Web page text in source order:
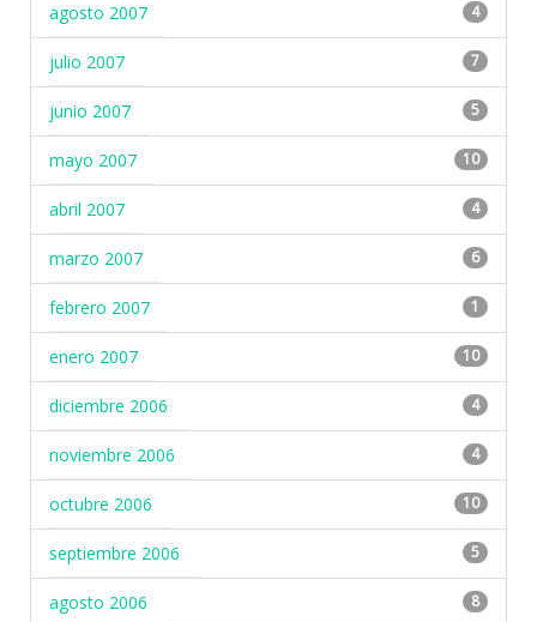
agosto 2007 4
julio 2007 7
junio 2007 5
mayo 2007 10
abril 2007 4
marzo 2007 6
febrero 2007 1
enero 2007 10
diciembre 2006 4
noviembre 2006 4
octubre 2006 10
septiembre 2006 5
agosto 2006 8